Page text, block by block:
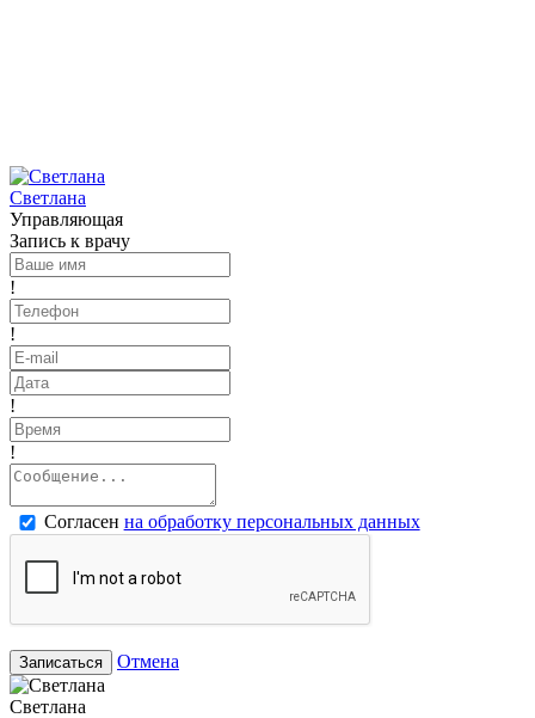
Светлана
Управляющая
Запись к врачу
!
!
!
!
Согласен на обработку персональных данных
Записаться Отмена
Светлана